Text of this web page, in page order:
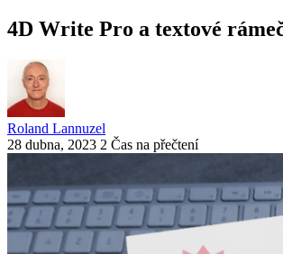
4D Write Pro a textové
Roland Lannuzel
28 dubna, 2023 2 Čas na přečtení